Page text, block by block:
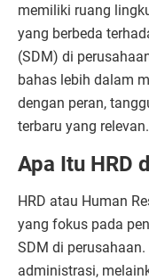
memiliki ruang
yang berbeda
(SDM) di
bahas lebih dalam
dengan peran,
terbaru yang relevan.
Apa Itu HRD
HRD atau Human
yang fokus pada
SDM di
administrasi,